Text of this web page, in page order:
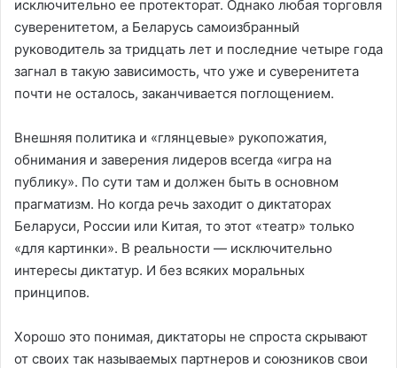
исключительно ее протекторат. Однако любая торговля
суверенитетом, а Беларусь самоизбранный
руководитель за тридцать лет и последние четыре года
загнал в такую зависимость, что уже и суверенитета
почти не осталось, заканчивается поглощением.
Внешняя политика и «глянцевые» рукопожатия,
обнимания и заверения лидеров всегда «игра на
публику». По сути там и должен быть в основном
прагматизм. Но когда речь заходит о диктаторах
Беларуси, России или Китая, то этот «театр» только
«для картинки». В реальности — исключительно
интересы диктатур. И без всяких моральных
принципов.
Хорошо это понимая, диктаторы не спроста скрывают
от своих так называемых партнеров и союзников свои